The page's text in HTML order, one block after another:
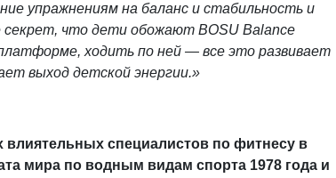
упражнениям на баланс и стабильность и
что дети обожают BOSU Balance
ходить по ней — все это развивает
выход детской энергии.»
специалистов по фитнесу в
мира по водным видам спорта 1978 года и